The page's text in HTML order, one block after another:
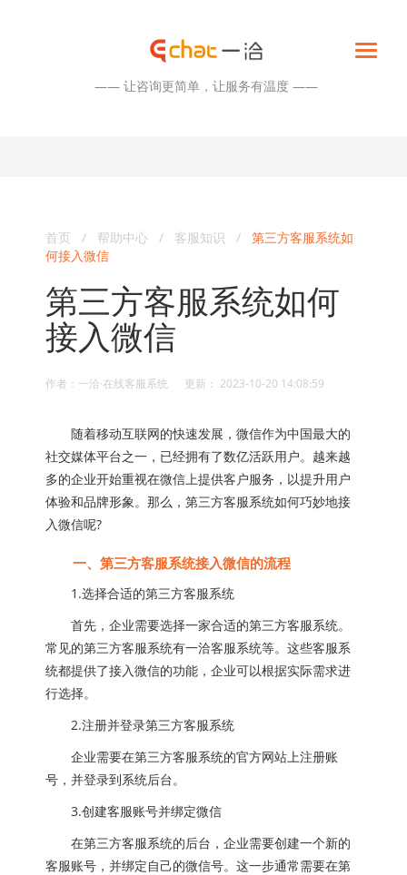
—— 让咨询更简单，让服务有温度 ——
首页 / 帮助中心 / 客服知识 / 第三方客服系统如
何接入微信
第三方客服系统如何
接入微信
作者：一洽·在线客服系统 更新： 2023-10-20 14:08:59
随着移动互联网的快速发展，微信作为中国最大的
社交媒体平台之一，已经拥有了数亿活跃用户。越来越
多的企业开始重视在微信上提供客户服务，以提升用户
体验和品牌形象。那么，第三方客服系统如何巧妙地接
入微信呢?
一、第三方客服系统接入微信的流程
1.选择合适的第三方客服系统
首先，企业需要选择一家合适的第三方客服系统。
常见的第三方客服系统有一洽客服系统等。这些客服系
统都提供了接入微信的功能，企业可以根据实际需求进
行选择。
2.注册并登录第三方客服系统
企业需要在第三方客服系统的官方网站上注册账
号，并登录到系统后台。
3.创建客服账号并绑定微信
在第三方客服系统的后台，企业需要创建一个新的
客服账号，并绑定自己的微信号。这一步通常需要在第